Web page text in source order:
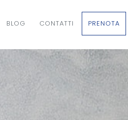
BLOG CONTATTI PRENOTA